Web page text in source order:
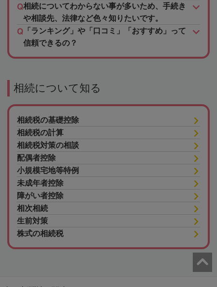
相続についてわからない事が多いため、手続き
や相談先、法律など色々知りたいです。
「ランキング」や「口コミ」「おすすめ」って
信頼できるの？
相続について知る
相続税の基礎控除
相続税の計算
相続税対策の相談
配偶者控除
小規模宅地等特例
未成年者控除
障がい者控除
相次相続
生前対策
株式の相続税